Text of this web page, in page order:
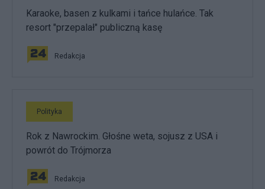
Karaoke, basen z kulkami i tańce hulańce. Tak
resort "przepalał" publiczną kasę
Redakcja
Polityka
Rok z Nawrockim. Głośne weta, sojusz z USA i
powrót do Trójmorza
Redakcja